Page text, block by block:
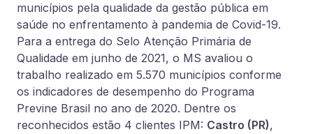
municípios pela qualidade da gestão pública em
saúde no enfrentamento à pandemia de Covid-19.
Para a entrega do Selo Atenção Primária de
Qualidade em junho de 2021, o MS avaliou o
trabalho realizado em 5.570 municípios conforme
os indicadores de desempenho do Programa
Previne Brasil no ano de 2020. Dentre os
reconhecidos estão 4 clientes IPM: Castro (PR),